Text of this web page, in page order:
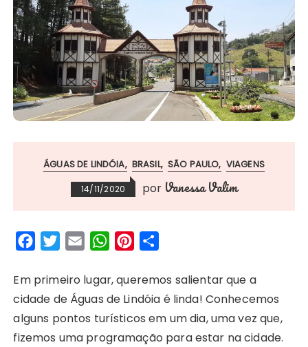
ÁGUAS DE LINDÓIA BRASIL SÃO PAULO VIAGENS
14/11/2020 por Vanessa Valim
c
e
b
o
i
t
t
e
a
i
l
W
a
t
s
A
n
t
e
r
a
r
e
Em primeiro lugar, queremos salientar que a
cidade de Águas de Lindóia é linda! Conhecemos
alguns pontos turísticos em um dia, uma vez que,
fizemos uma programação para estar na cidade.